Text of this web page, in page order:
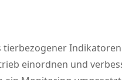
einordnen und